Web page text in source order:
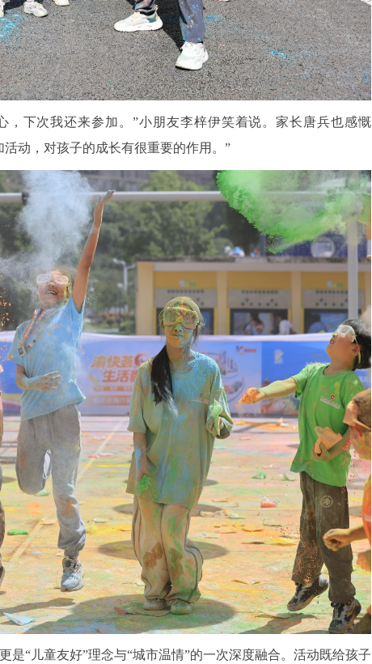
下次我还来参加。”小朋友李梓伊笑着说。家长唐兵也感慨
动，对孩子的成长有很重要的作用。”
“儿童友好”理念与“城市温情”的一次深度融合。活动既给孩子